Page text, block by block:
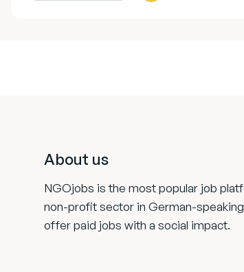
About us
NGOjobs is the most popular job
non-profit sector in German-
offer paid jobs with a social impact.